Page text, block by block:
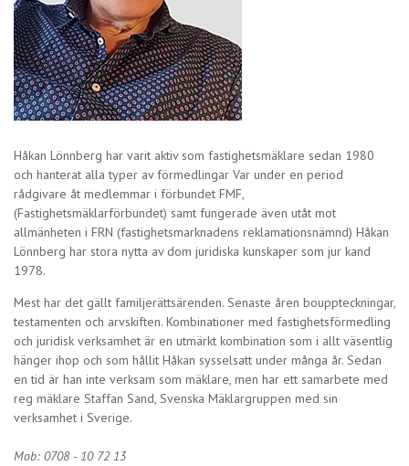
Håkan Lönnberg har varit aktiv som fastighetsmäklare sedan 1980
och hanterat alla typer av förmedlingar Var under en period
rådgivare åt medlemmar i förbundet FMF,
(Fastighetsmäklarförbundet) samt fungerade även utåt mot
allmänheten i FRN (fastighetsmarknadens reklamationsnämnd) Håkan
Lönnberg har stora nytta av dom juridiska kunskaper som jur kand
1978.
Mest har det gällt familjerättsärenden. Senaste åren bouppteckningar,
testamenten och arvskiften. Kombinationer med fastighetsförmedling
och juridisk verksamhet är en utmärkt kombination som i allt väsentlig
hänger ihop och som hållit Håkan sysselsatt under många år. Sedan
en tid är han inte verksam som mäklare, men har ett samarbete med
reg mäklare Staffan Sand, Svenska Mäklargruppen med sin
verksamhet i Sverige.
Mob: 0708 - 10 72 13